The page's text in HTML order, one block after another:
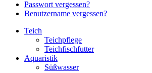
Passwort vergessen?
Benutzername vergessen?
Teich
Teichpflege
Teichfischfutter
Aquaristik
Süßwasser